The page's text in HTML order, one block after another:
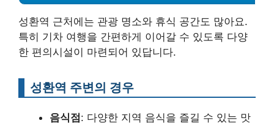
성환역 근처에는 관광 명소와 휴식 공간도 많아요.
특히 기차 여행을 간편하게 이어갈 수 있도록 다양
한 편의시설이 마련되어 있답니다.
성환역 주변의 경우
음식점 : 다양한 지역 음식을 즐길 수 있는 맛